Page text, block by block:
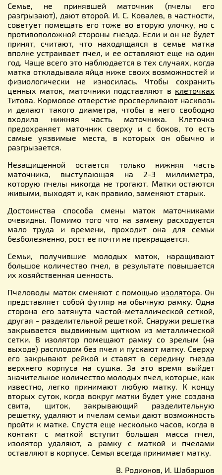
Семье, не принявшей маточник (пчелы его
разгрызают), дают второй. И. С. Ковалев, в частности,
советует помещать его тоже во вторую улочку, но с
противоположной стороны гнезда. Если и он не будет
принят, считают, что находящаяся в семье матка
вполне устраивает пчел, и ее оставляют еще на один
год. Чаще всего это наблюдается в тех случаях, когда
матка откладывaла яйца ниже своих возможностей и
физиологически не износилась. Чтобы сохранить
ценных маток, маточники подставляют в клеточках
Титова. Кормовое отверстие просверливают насквозь
и делают такого диаметра, чтобы в него свободно
входила нижняя часть маточника. Клеточка
предохраняет маточник сверху и с боков, то есть
самые уязвимые места, в которых он обычно и
разгрызается.
Незащищенной остается только нижняя часть
маточника, выступающая на 2-3 миллиметра,
которую пчелы никогда не трогают. Матки остаются
живыми, выходят и, как правило, заменяют старых.
Достоинства способа смены маток маточниками
очевидны. Помимо того что на замену расходуется
мало труда и времени, проходит она для семьи
безболезненно, рост ее почти не прекращается.
Семьи, получившие молодых маток, наращивают
большое количество пчел, в результате повышается
их хозяйственная ценность.
Пчеловоды маток сменяют с помощью изолятора. Он
представляет собой футляр на обычную рамку. Одна
сторона его затянута частой-металлической сеткой,
другая - разделительной решеткой. Снаружи решетка
закрывается выдвижным щитком из металлической
сетки. В изолятор помещают рамку со зрелым (на
выходе) расплодом без пчел и пускают матку. Сверху
его закрывают рейкой и ставят в середину гнезда
верхнего корпуса на сушка. За это время выйдет
значительное количество молодых пчел, которые, как
известно, легко принимают любую матку. К концу
вторых суток, когда вокруг матки будет уже создана
свита, щиток, закрывающий разделительную
решетку, удаляют и пчелам семьи дают возможность
пройти к матке. Спустя еще несколько часов, когда в
контакт с маткой вступит большая масса пчел,
изолятор удаляют, а рамку с маткой и пчелами
оставляют в корпусе. Семья всегда принимает матку.
В. Родионов, И. Шабаршов